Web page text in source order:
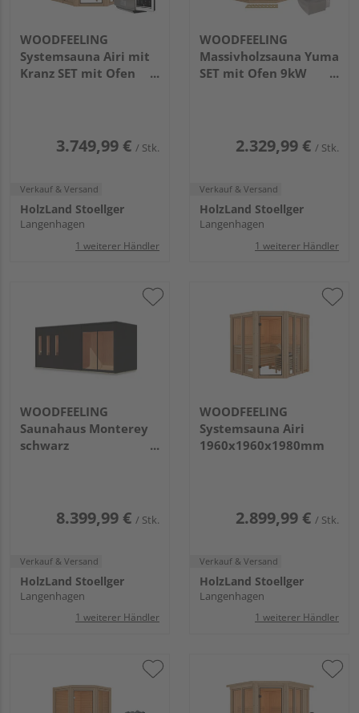
WOODFEELING
Systemsauna Airi mit
Kranz SET mit Ofen
3.749,99 € / Stk.
Verkauf & Versand
HolzLand Stoellger
Langenhagen
1 weiterer Händler
WOODFEELING
Massivholzsauna Yuma
SET mit Ofen 9kW
2.329,99 € / Stk.
Verkauf & Versand
HolzLand Stoellger
Langenhagen
1 weiterer Händler
WOODFEELING
Saunahaus Monterey
schwarz
8.399,99 € / Stk.
Verkauf & Versand
HolzLand Stoellger
Langenhagen
1 weiterer Händler
WOODFEELING
Systemsauna Airi
1960x1960x1980mm
2.899,99 € / Stk.
Verkauf & Versand
HolzLand Stoellger
Langenhagen
1 weiterer Händler